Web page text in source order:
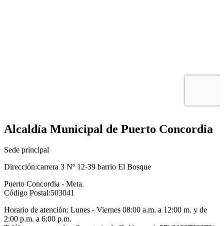
Alcaldía Municipal de Puerto Concordia
Sede principal
Dirección:carrera 3 Nº 12-39 barrio El Bosque
Puerto Concordia - Meta.
Código Postal:503041
Horario de atención: Lunes - Viernes 08:00 a.m. a 12:00 m. y de
2:00 p.m. a 6:00 p.m.